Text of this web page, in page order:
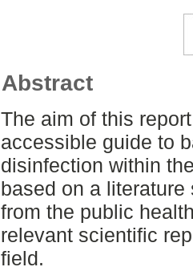
Abstract
The aim of this
accessible guide to
disinfection within
based on a
from the public
relevant scientific
field.